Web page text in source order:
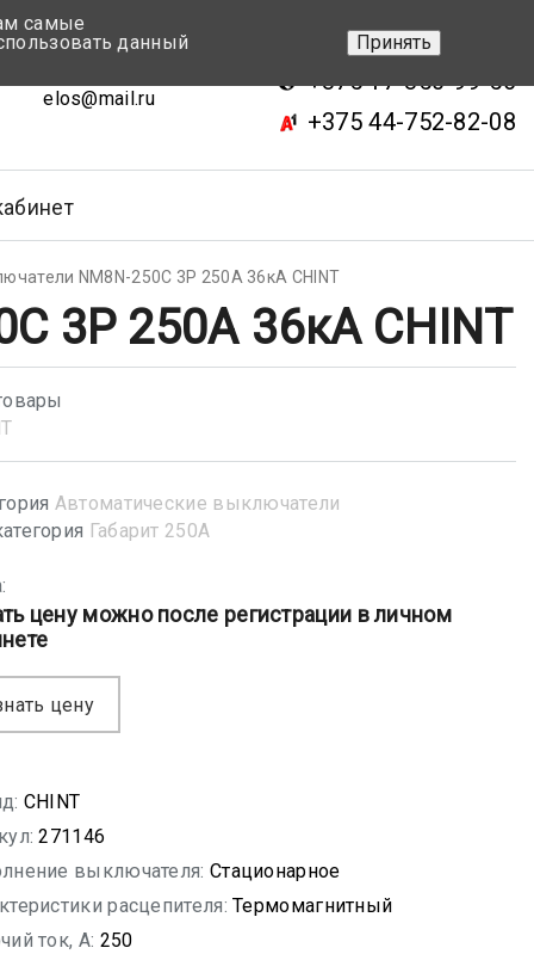
elos@mail.ru
+375 17-343-46-70
+375 17-350-99-56
+375 44-752-82-08
NM8N-250C 3Р 250А 36кА CHINT
3Р 250А 36кА CHINT
Автоматические выключатели
Габарит 250А
цену можно после регистрации в личном
цену
CHINT
271146
выключателя: Стационарное
расцепителя: Термомагнитный
ток, A: 250
самые
данный
Принять